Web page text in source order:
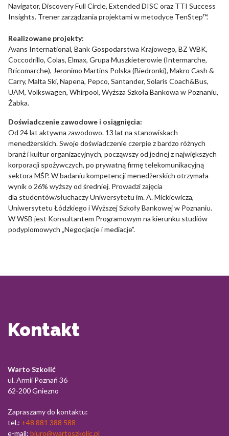
Navigator, Discovery Full Circle, Extended DISC oraz TTI Success
Insights. Trener zarządzania projektami w metodyce TenStep™.
Realizowane projekty:
Avans International, Bank Gospodarstwa Krajowego, BZ WBK,
Coccodrillo, Colas, Elmax, Grupa Muszkieterowie (Intermarche,
Bricomarche), Jeronimo Martins Polska (Biedronki), Makro Cash &
Carry, Malta Ski, Napena, Pepco, Santander, Solaris Coach&Bus,
UAM, Volkswagen, Whirpool, Wyższa Szkoła Bankowa w Poznaniu,
Żabka.
Doświadczenie zawodowe i osiągnięcia:
Od 24 lat aktywna zawodowo. 13 lat na stanowiskach
menedżerskich. Swoje doświadczenie czerpie z bardzo różnych
branż i kultur organizacyjnych, począwszy od jednej z największych
korporacji spożywczych, po prywatną firmę telekomunikacyjną
sektora MŚP. W badaniu kompetencji menedżerskich otrzymała
wynik o 26% wyższy od średniej. Prowadzi zajęcia
dla studentów/słuchaczy Uniwersytetu im. A. Mickiewicza,
Uniwersytetu Łódzkiego i Wyższej Szkoły Bankowej w Poznaniu.
W WSB jest Konsultantem Programowym na kierunku studiów
podyplomowych „Negocjacje i mediacje”.
Kontakt
Warto Szkolić
ul. Armii Poznań 36
62-200 Gniezno
Zapraszamy do kontaktu:
tel.: +48 881 388 588
e-mail: biuro@wartoszkolic.pl
Nieklasyfikowane
Nieklasyfikowane pliki cookie, to pliki, które są w procesie
klasyfikowania, wraz z dostawcami poszczególnych ciasteczek.
Odrzuć
Akceptuj wszystko